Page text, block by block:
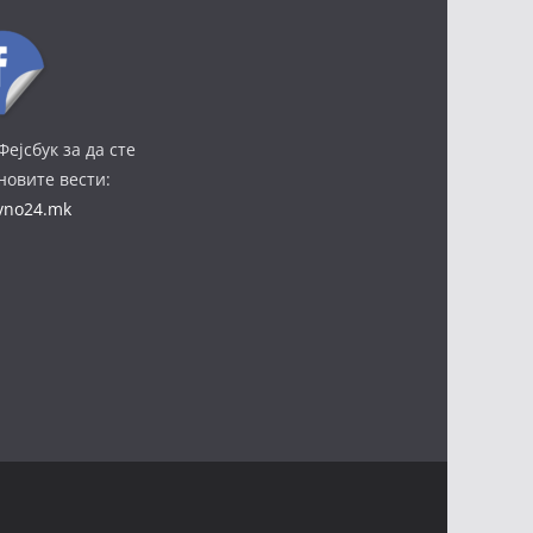
за да сте
вести: